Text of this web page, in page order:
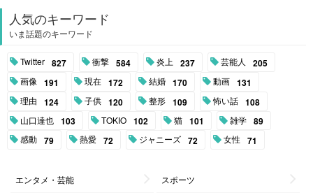
人気のキーワード
いま話題のキーワード
Twitter 827 衝撃 584 炎上 237 芸能人 205
画像 191 現在 172 結婚 170 動画 131
理由 124 子供 120 整形 109 怖い話 108
山口達也 103 TOKIO 102 猫 101 雑学 89
感動 79 熱愛 72 ジャニーズ 72 女性 71
エンタメ・芸能 スポーツ